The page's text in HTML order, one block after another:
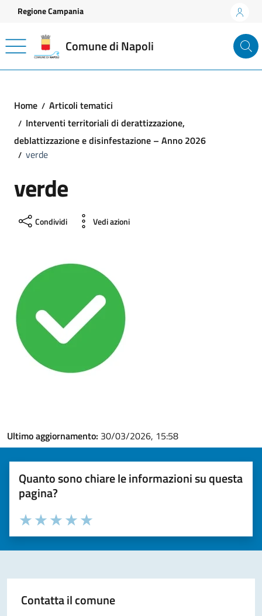
Vai ai contenuti
Vai al footer
Regione Campania
Comune di Napoli
Home
Articoli tematici
Interventi territoriali di derattizzazione,
deblattizzazione e disinfestazione – Anno 2026
verde
verde
Condividi Vedi azioni
Ultimo aggiornamento: 30/03/2026, 15:58
Quanto sono chiare le informazioni su questa
pagina?
Valuta la chiarezza delle informazioni (da 1 a 5 stelle)
Seleziona il numero di stelle per valutare la chiarezza delle
Valuta 5 stelle su 5
Valuta 4 stelle su 5
Valuta 3 stelle su 5
Valuta 2 stelle su 5
Valuta 1 stelle su 5
Contatta il comune